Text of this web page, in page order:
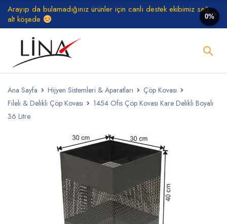
Arayıp da bulamadığınız ürünler için canlı destek ekibimiz sağ
alt köşede
Ana Sayfa Hijyen Sistemleri & Aparatları
Çöp Kovası
Fileli & Delikli Çöp Kovası
1454 Ofis Çöp Kovası Kare Delikli Boyalı
36 Litre
0%